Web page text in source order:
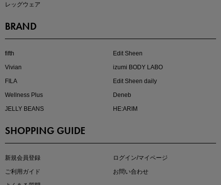
大人の着映えアイテム5選
レッグウェア
BRAND
fifth
Edit Sheen
Vivian
izumi BODY LABO
FILA
Edit Sheen daily
Wellness Plus
Deneb
JELLY BEANS
HE:ARIM
SHOPPING GUIDE
新規会員登録
ログイン/マイページ
ご利用ガイド
お問い合わせ